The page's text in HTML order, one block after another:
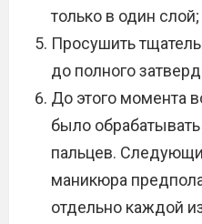
только в один слой;
Просушить
до полного
До этого момента
было
пальцев.
маникюра
отдельно каждой